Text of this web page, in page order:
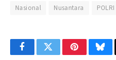
Nasional
Nusantara POLRI
FacebookTwitterPinterest